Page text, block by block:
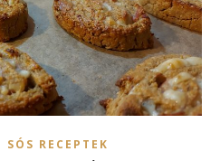
SÓS RECEPTEK